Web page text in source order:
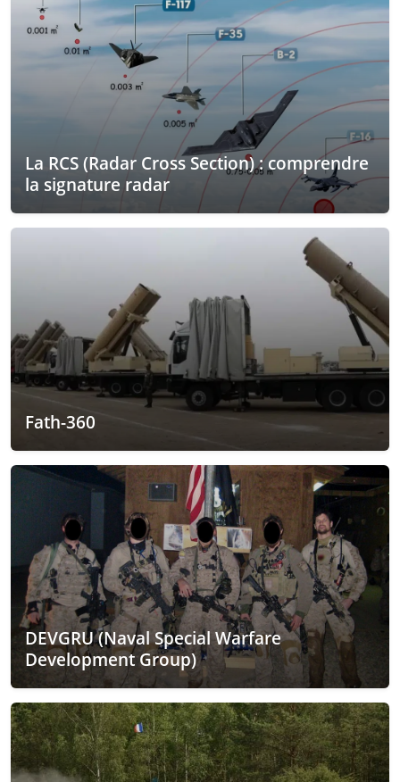
La RCS (Radar Cross Section) : comprendre
la signature radar
Fath-360
DEVGRU (Naval Special Warfare
Development Group)